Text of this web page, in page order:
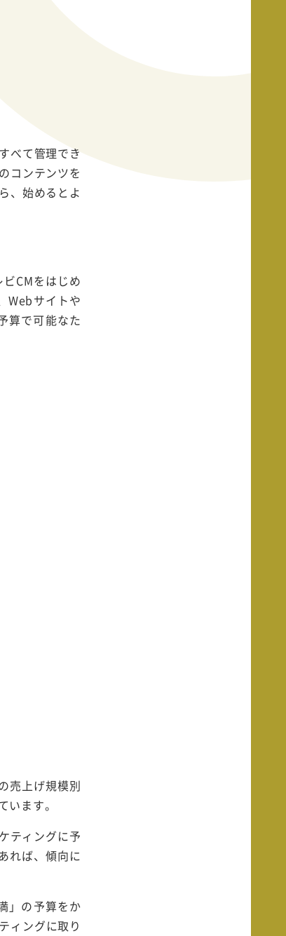
べて管理でき
コンテンツを
、始めるとよ
CMをはじめ
Webサイトや
算で可能なた
売上げ規模別
ます。
ティングに予
れば、傾向に
」の予算をか
ィングに取り